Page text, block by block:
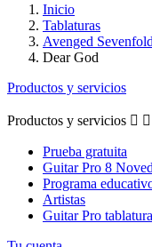
Inicio
Tablaturas
Avenged Sevenfold
Dear God
Productos y servicios
Productos y servicios  
Prueba gratuita
Guitar Pro 8
Programa
Artistas
Guitar Pro